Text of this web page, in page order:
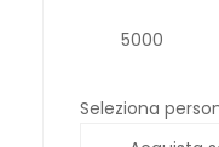
5000
Seleziona